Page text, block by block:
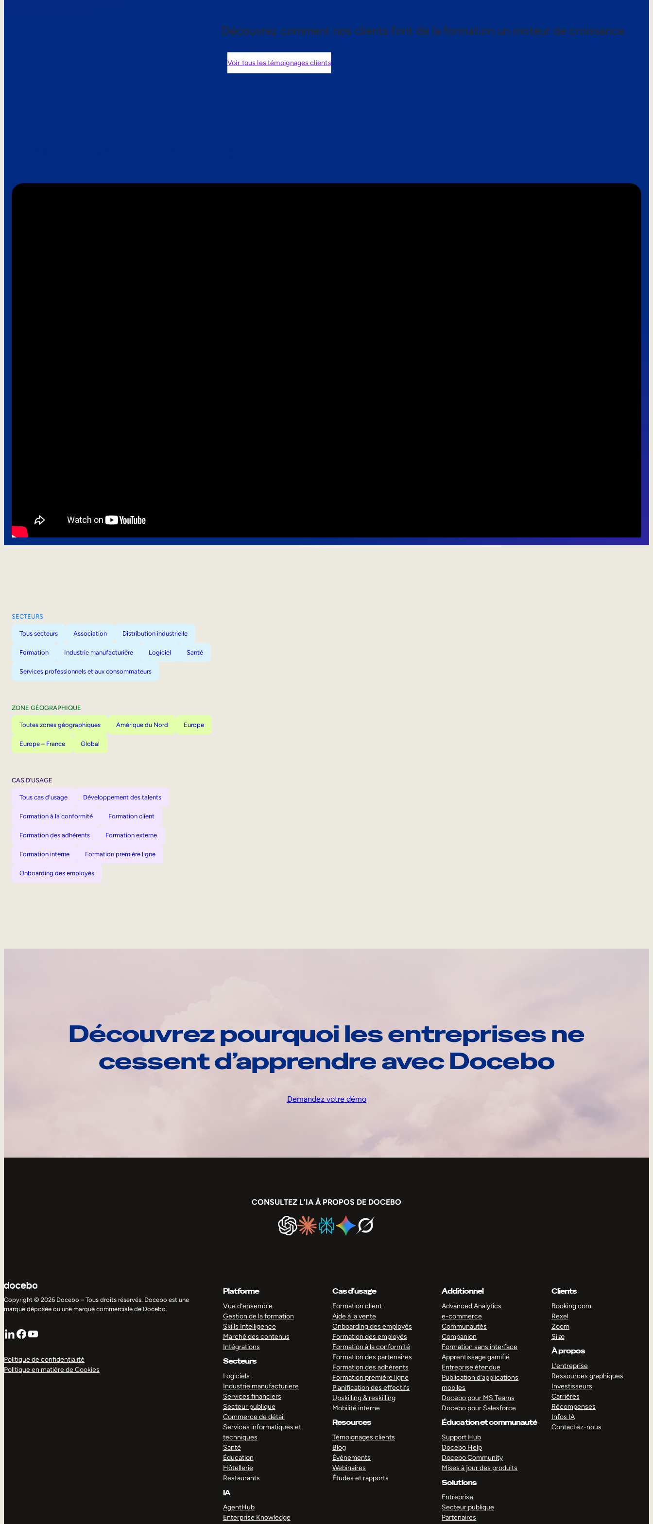
Découvrez comment nos clients font de la formation un moteur de croissance.
Voir tous les témoignages clients
SECTEURS
Tous secteurs Association Distribution industrielle
Formation Industrie manufacturière Logiciel Santé
Services professionnels et aux consommateurs
ZONE GÉOGRAPHIQUE
Toutes zones géographiques Amérique du Nord Europe
Europe – France Global
CAS D’USAGE
Tous cas d'usage Développement des talents
Formation à la conformité Formation client
Formation des adhérents Formation externe
Formation interne Formation première ligne
Onboarding des employés
Découvrez pourquoi les entreprises ne
cessent d’apprendre avec Docebo
Demandez votre démo
CONSULTEZ L’IA À PROPOS DE DOCEBO
Copyright © 2026 Docebo – Tous droits réservés. Docebo est une
marque déposée ou une marque commerciale de Docebo.
LinkedIn
Facebook
YouTube
Politique de confidentialité
Politique en matière de Cookies
Platforme
Vue d’ensemble
Gestion de la formation
Skills Intelligence
Marché des contenus
Intégrations
Secteurs
Logiciels
Industrie manufacturiere
Services financiers
Secteur publique
Commerce de détail
Services informatiques et
techniques
Santé
Éducation
Hôtellerie
Restaurants
IA
AgentHub
Enterprise Knowledge
Cas d’usage
Formation client
Aide à la vente
Onboarding des employés
Formation des employés
Formation à la conformité
Formation des partenaires
Formation des adhérents
Formation première ligne
Planification des effectifs
Upskilling & reskilling
Mobilité interne
Resources
Témoignages clients
Blog
Événements
Webinaires
Études et rapports
Additionnel
Advanced Analytics
e-commerce
Communautés
Companion
Formation sans interface
Apprentissage gamifié
Entreprise étendue
Publication d’applications
mobiles
Docebo pour MS Teams
Docebo pour Salesforce
Éducation et communauté
Support Hub
Docebo Help
Docebo Community
Mises à jour des produits
Solutions
Entreprise
Secteur publique
Partenaires
Clients
Booking.com
Rexel
Zoom
Silæ
À propos
L’entreprise
Ressources graphiques
Investisseurs
Carrières
Récompenses
Infos IA
Contactez-nous